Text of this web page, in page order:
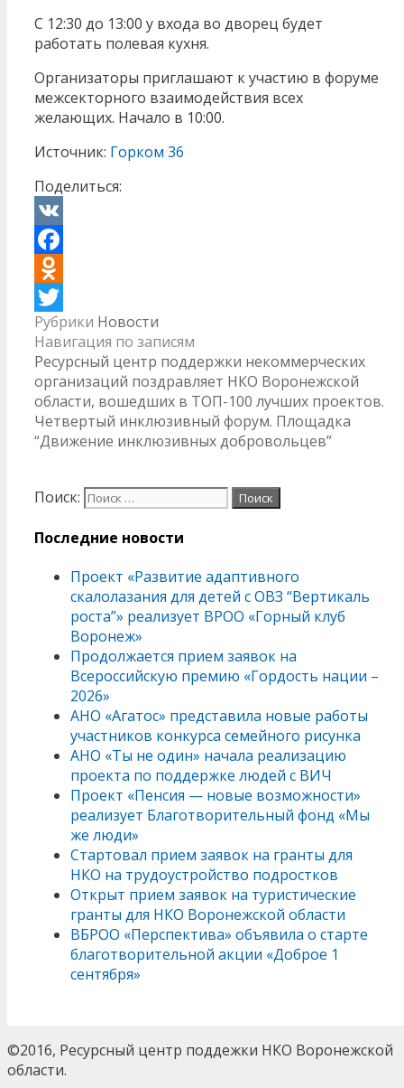
С 12:30 до 13:00 у входа во дворец будет
работать полевая кухня.
Организаторы приглашают к участию в форуме
межсекторного взаимодействия всех
желающих. Начало в 10:00.
Источник: Горком 36
Поделиться:
VK
Facebook
Odnoklassniki
Twitter
Рубрики Новости
Навигация по записям
Ресурсный центр поддержки некоммерческих
организаций поздравляет НКО Воронежской
области, вошедших в ТОП-100 лучших проектов.
Четвертый инклюзивный форум. Площадка
“Движение инклюзивных добровольцев”
Поиск:
Последние новости
Проект «Развитие адаптивного
скалолазания для детей с ОВЗ “Вертикаль
роста”» реализует ВРОО «Горный клуб
Воронеж»
Продолжается прием заявок на
Всероссийскую премию «Гордость нации –
2026»
АНО «Агатос» представила новые работы
участников конкурса семейного рисунка
АНО «Ты не один» начала реализацию
проекта по поддержке людей с ВИЧ
Проект «Пенсия — новые возможности»
реализует Благотворительный фонд «Мы
же люди»
Стартовал прием заявок на гранты для
НКО на трудоустройство подростков
Открыт прием заявок на туристические
гранты для НКО Воронежской области
ВБРОО «Перспектива» объявила о старте
благотворительной акции «Доброе 1
сентября»
©2016, Ресурсный центр поддежки НКО Воронежской
области.